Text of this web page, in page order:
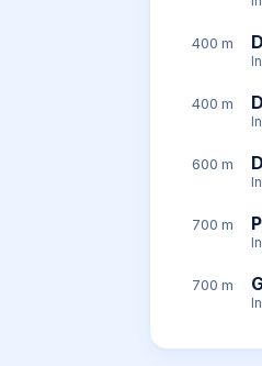
400 m
400 m
600 m
700 m
700 m